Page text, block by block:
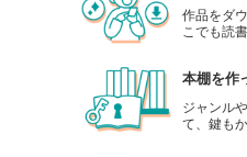
作品をダ
こでも読
本棚を作
ジャンル
て、鍵も